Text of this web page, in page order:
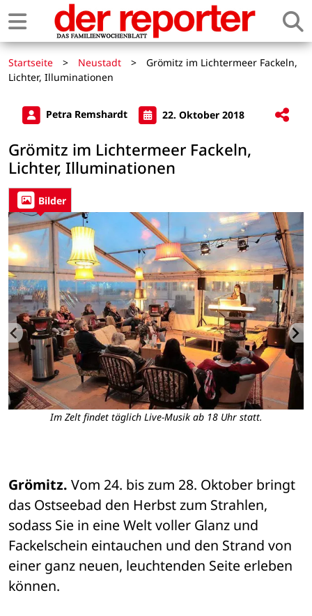
Startseite > Neustadt >
Grömitz im Lichtermeer Fackeln,
Lichter, Illuminationen
Petra Remshardt 22. Oktober 2018
Grömitz im Lichtermeer Fackeln,
Lichter, Illuminationen
Bilder
Im Zelt findet täglich Live-Musik ab 18 Uhr statt.
Grömitz. Vom 24. bis zum 28. Oktober bringt
das Ostseebad den Herbst zum Strahlen,
sodass Sie in eine Welt voller Glanz und
Fackelschein eintauchen und den Strand von
einer ganz neuen, leuchtenden Seite erleben
können.